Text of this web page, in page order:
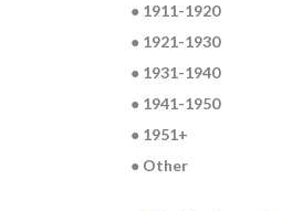
● 1911-1920
● 1921-1930
● 1931-1940
● 1941-1950
● 1951+
● Other